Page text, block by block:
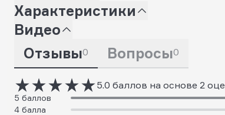
Характеристики
Видео
Отзывы0 Вопросы0
5.0 баллов на основе 2
5 баллов
4 балла